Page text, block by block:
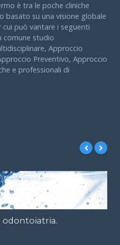
è tra le poche cliniche
basato su una visione globale
può vantare i seguenti
studio
Approccio
Preventivo, Approccio
e professionali di
odontoiatria.